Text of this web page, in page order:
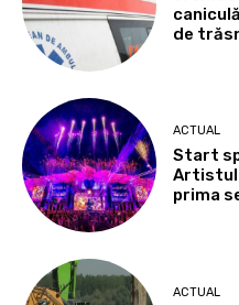
de
ACTUAL
Start
prima
ACTUAL